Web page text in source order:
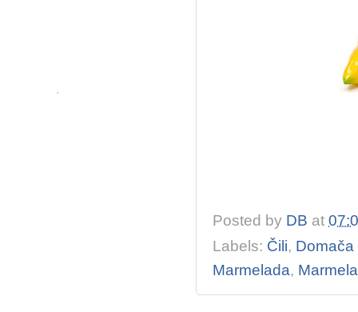
Posted by DB at
Labels: Čili, Domača
Marmelada,